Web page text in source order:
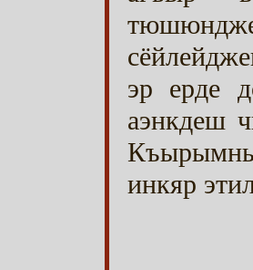
эр ерде
аэнкдеш
инкяр